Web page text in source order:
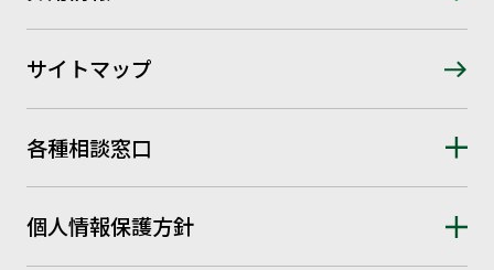
サイトマップ
各種相談窓口
個人情報保護方針